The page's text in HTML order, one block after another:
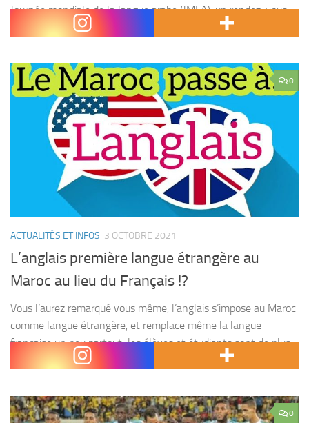
Journée mondiale de la langue arabe (JMLA), un rendez-vous
annuel placé sous le signe du dialogue...
0
ACTUALITÉS ET INFOS 3 OCTOBRE 2021
L’anglais première langue étrangère au
Maroc au lieu du Français !?
Vous l’aurez remarqué vous même, l’anglais s’impose au Maroc
comme langue étrangère, et remplace même la langue
française un peu partout; les élèves et étudiants sont de plus
en plus intéressés par l’apprentissage de...
0